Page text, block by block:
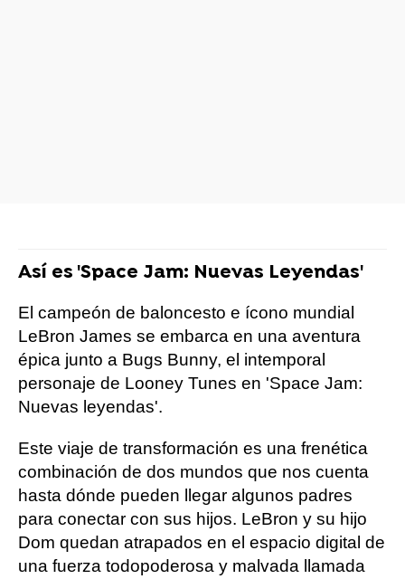
Así es 'Space Jam: Nuevas Leyendas'
El campeón de baloncesto e ícono mundial
LeBron James se embarca en una aventura
épica junto a Bugs Bunny, el intemporal
personaje de Looney Tunes en 'Space Jam:
Nuevas leyendas'.
Este viaje de transformación es una frenética
combinación de dos mundos que nos cuenta
hasta dónde pueden llegar algunos padres
para conectar con sus hijos. LeBron y su hijo
Dom quedan atrapados en el espacio digital de
una fuerza todopoderosa y malvada llamada